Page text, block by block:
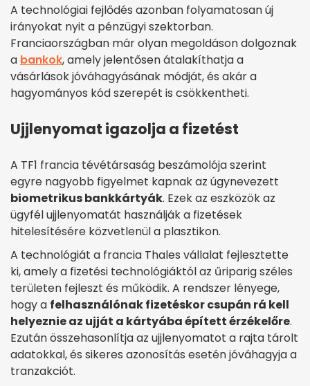
A technológiai fejlődés azonban folyamatosan új
irányokat nyit a pénzügyi szektorban.
Franciaországban már olyan megoldáson dolgoznak
a bankok, amely jelentősen átalakíthatja a
vásárlások jóváhagyásának módját, és akár a
hagyományos kód szerepét is csökkentheti.
Ujjlenyomat igazolja a fizetést
A TF1 francia tévétársaság beszámolója szerint
egyre nagyobb figyelmet kapnak az úgynevezett
biometrikus bankkártyák. Ezek az eszközök az
ügyfél ujjlenyomatát használják a fizetések
hitelesítésére közvetlenül a plasztikon.
A technológiát a francia Thales vállalat fejlesztette
ki, amely a fizetési technológiáktól az űriparig széles
területen fejleszt és működik. A rendszer lényege,
hogy a felhasználónak fizetéskor csupán rá kell
helyeznie az ujját a kártyába épített érzékelőre.
Ezután összehasonlítja az ujjlenyomatot a rajta tárolt
adatokkal, és sikeres azonosítás esetén jóváhagyja a
tranzakciót.